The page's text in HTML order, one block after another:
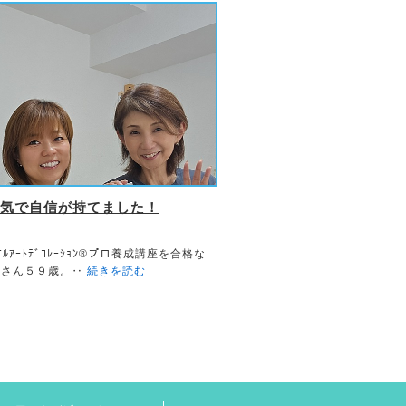
で自信が持てました！
ﾙｱｰﾄﾃﾞｺﾚｰｼｮﾝ®プロ養成講座を合格な
ん５９歳。‥ 続きを読む